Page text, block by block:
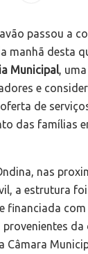
passou a
manhã desta
Municipal,
e
de
das famílias
nas
a estrutura
financiada
da
Câmara